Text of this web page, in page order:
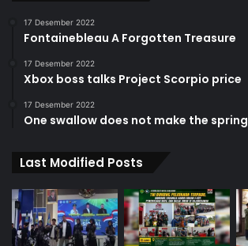
17 Desember 2022
Fontainebleau A Forgotten Treasure
17 Desember 2022
Xbox boss talks Project Scorpio price
17 Desember 2022
One swallow does not make the spring
Last Modified Posts